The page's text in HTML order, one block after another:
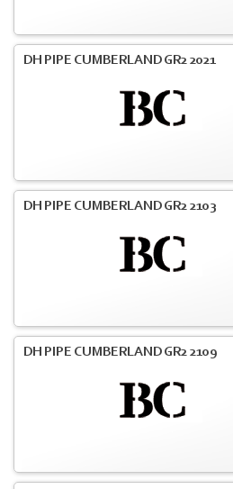
DH PIPE CUMBERLAND GR2 2021
DH PIPE CUMBERLAND GR2 2103
DH PIPE CUMBERLAND GR2 2109